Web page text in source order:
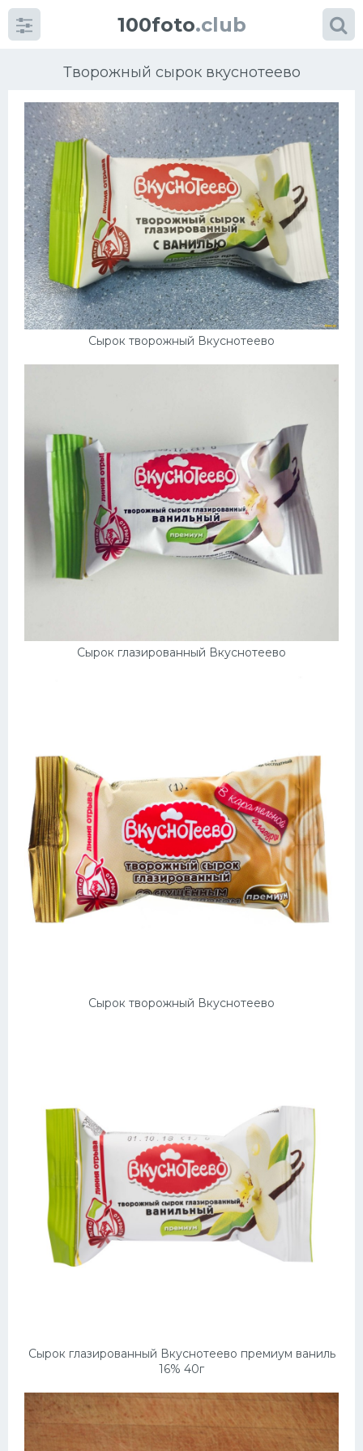
100foto.club
Творожный сырок вкуснотеево
Сырок творожный Вкуснотеево
Сырок глазированный Вкуснотеево
Сырок творожный Вкуснотеево
Сырок глазированный Вкуснотеево премиум ваниль
16% 40г
Категории картинок
Супы
Мясные блюда
Печенье
Салат
Выпечка
Дизайн комнаты